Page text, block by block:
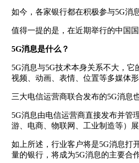
如今，各家银行都在积极参与5G消
值得一提的是，在近期举行的中国
5G消息是什么？
5G消息与5G技术本身关系不大，
视频、动画、表情、位置等多媒体
三大电信运营商联合发布的5G消息
5G消息由电信运营商直接发布并管
游、电商、物联网、工业制造等）
如上所述，行业客户将是5G消息打
量的银行，将成为5G消息的主要合